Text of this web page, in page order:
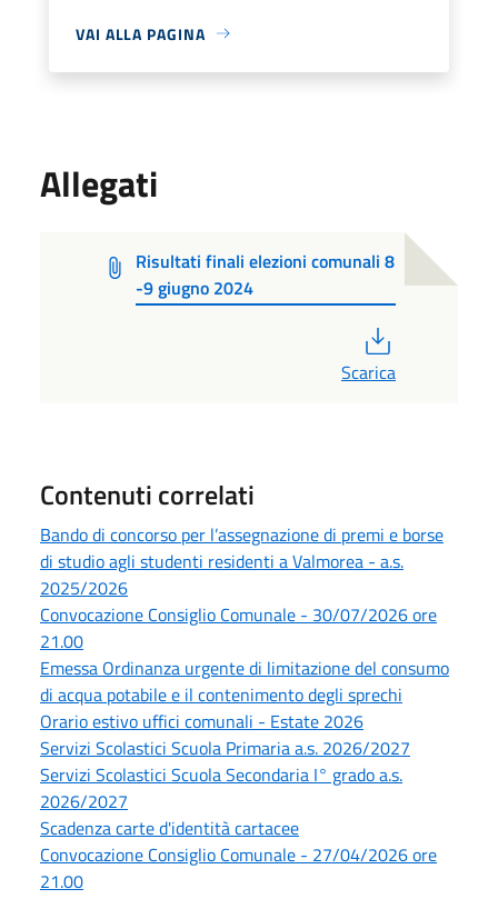
VAI ALLA PAGINA
Allegati
Risultati finali elezioni comunali 8
-9 giugno 2024
Scarica
Contenuti correlati
Bando di concorso per l’assegnazione di premi e borse
di studio agli studenti residenti a Valmorea - a.s.
2025/2026
Convocazione Consiglio Comunale - 30/07/2026 ore
21.00
Emessa Ordinanza urgente di limitazione del consumo
di acqua potabile e il contenimento degli sprechi
Orario estivo uffici comunali - Estate 2026
Servizi Scolastici Scuola Primaria a.s. 2026/2027
Servizi Scolastici Scuola Secondaria I° grado a.s.
2026/2027
Scadenza carte d'identità cartacee
Convocazione Consiglio Comunale - 27/04/2026 ore
21.00